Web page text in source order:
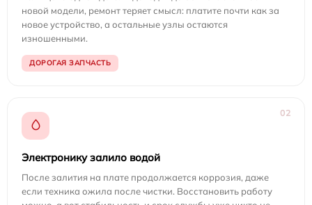
новой модели, ремонт теряет смысл: платите почти как за
новое устройство, а остальные узлы остаются
изношенными.
ДОРОГАЯ ЗАПЧАСТЬ
02
Электронику залило водой
После залития на плате продолжается коррозия, даже
если техника ожила после чистки. Восстановить работу